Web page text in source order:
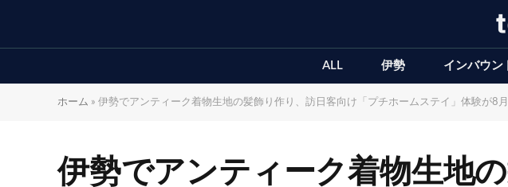
ALL 伊勢 インバウン
ホーム » 伊勢でアンティーク着物生地の髪飾り作り、訪日客向け「プチホームステイ」体験が8
伊勢でアンティーク着物生地